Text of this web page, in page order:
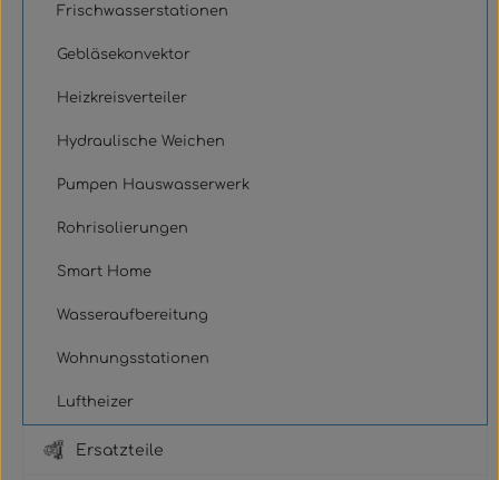
Frischwasserstationen
Gebläsekonvektor
Heizkreisverteiler
Hydraulische Weichen
Pumpen Hauswasserwerk
Rohrisolierungen
Smart Home
Wasseraufbereitung
Wohnungsstationen
Luftheizer
Ersatzteile